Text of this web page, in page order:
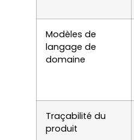
Modèles de
langage de
domaine
Traçabilité du
produit